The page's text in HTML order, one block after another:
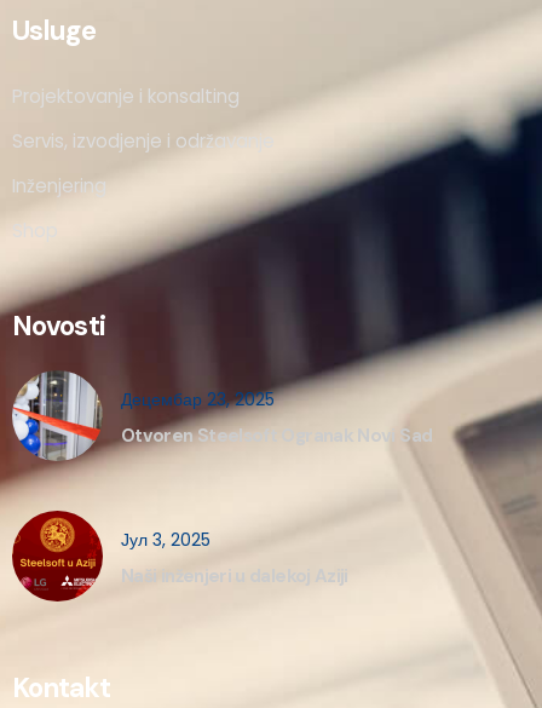
Usluge
Projektovanje i konsalting
Servis, izvodjenje i održavanje
Inženjering
Shop
Novosti
Децембар 23, 2025
Otvoren Steelsoft Ogranak Novi Sad
Јул 3, 2025
Naši inženjeri u dalekoj Aziji
Kontakt